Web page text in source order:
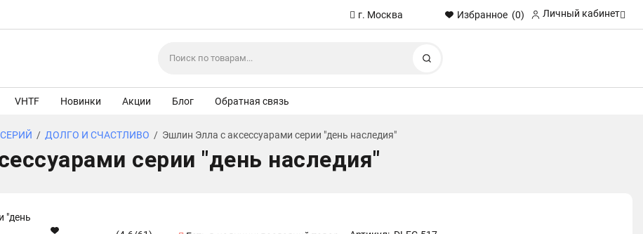
г. Москва Избранное (0) Личный кабинет
VHTF Новинки Акции Блог Обратная связь
/ ДОЛГО И СЧАСТЛИВО / Эшлин Элла с аксессуарами серии "день наследия"
серии "день наследия"